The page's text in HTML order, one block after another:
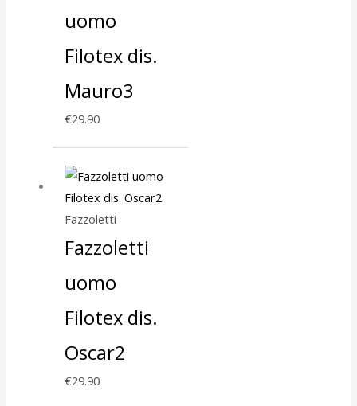
uomo
Filotex dis.
Mauro3
€29.90
Fazzoletti
Fazzoletti
uomo
Filotex dis.
Oscar2
€29.90